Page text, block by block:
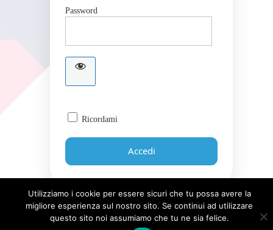
Password
Ricordami
Password dimenticata?
Utilizziamo i cookie per essere sicuri che tu possa avere la
migliore esperienza sul nostro sito. Se continui ad utilizzare
questo sito noi assumiamo che tu ne sia felice.